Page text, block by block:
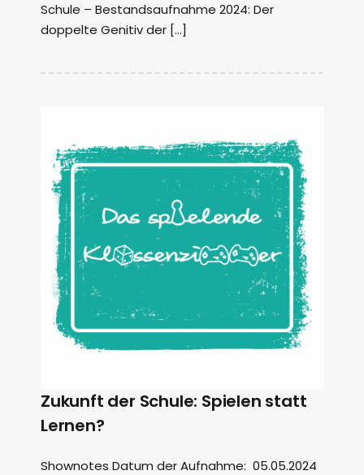
Schule – Bestandsaufnahme 2024: Der
doppelte Genitiv der […]
Zukunft der Schule: Spielen statt
Lernen?
Shownotes Datum der Aufnahme: 05.05.2024